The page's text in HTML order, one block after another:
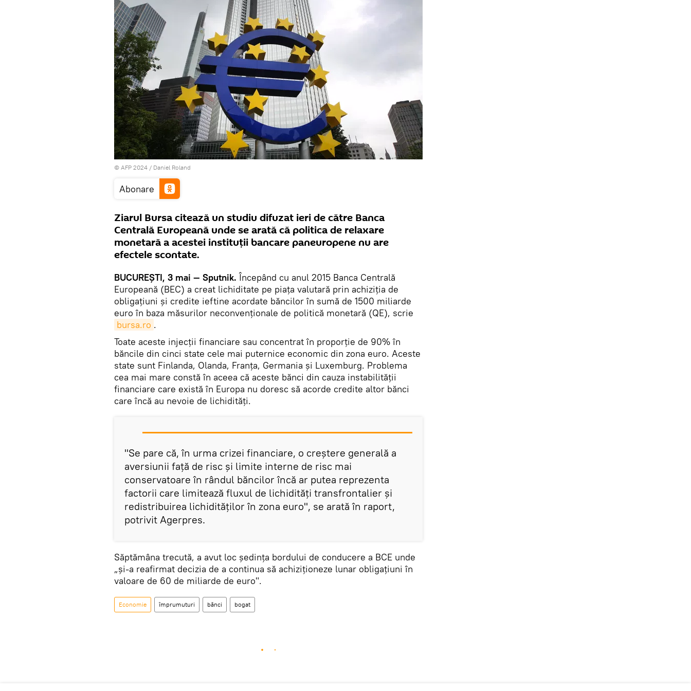
© AFP 2024 / Daniel Roland
Abonare
Ziarul Bursa citează un studiu difuzat ieri de către Banca
Centrală Europeană unde se arată că politica de relaxare
monetară a acestei instituții bancare paneuropene nu are
efectele scontate.
BUCUREȘTI, 3 mai — Sputnik. Începând cu anul 2015 Banca Centrală
Europeană (BEC) a creat lichiditate pe piața valutară prin achiziția de
obligațiuni și credite ieftine acordate băncilor în sumă de 1500 miliarde
euro în baza măsurilor neconvenționale de politică monetară (QE), scrie
bursa.ro .
Toate aceste injecții financiare sau concentrat în proporție de 90% în
băncile din cinci state cele mai puternice economic din zona euro. Aceste
state sunt Finlanda, Olanda, Franța, Germania și Luxemburg. Problema
cea mai mare constă în aceea că aceste bănci din cauza instabilității
financiare care există în Europa nu doresc să acorde credite altor bănci
care încă au nevoie de lichidități.
"Se pare că, în urma crizei financiare, o creştere generală a
aversiunii faţă de risc şi limite interne de risc mai
conservatoare în rândul băncilor încă ar putea reprezenta
factorii care limitează fluxul de lichidităţi transfrontalier şi
redistribuirea lichidităţilor în zona euro", se arată în raport,
potrivit Agerpres.
Săptămâna trecută, a avut loc ședința bordului de conducere a BCE unde
„şi-a reafirmat decizia de a continua să achiziţioneze lunar obligaţiuni în
valoare de 60 de miliarde de euro".
Economie împrumuturi bănci bogat